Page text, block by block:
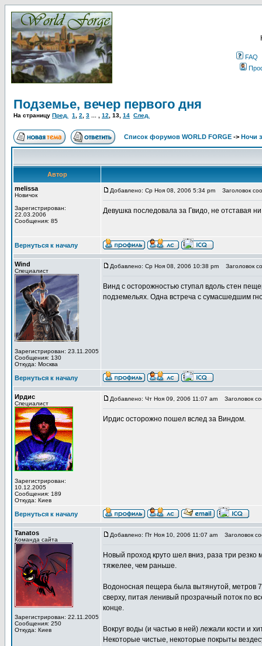
FAQ
Подземье, вечер первого дня
На страницу Пред. 1 2 3 12 13 14 След.
Список форумов WORLD FORGE -> Ночи
Автор
melissa
Новичок
Зарегистрирован:
22.03.2006
Сообщения: 85
Добавлено: Ср Ноя 08, 2006 5:34 pm Заголовок
Девушка последовала за Гвидо, не отставая
Вернуться к началу
Wind
Специалист
Зарегистрирован: 23.11.2005
Сообщения: 130
Откуда: Москва
Добавлено: Ср Ноя 08, 2006 10:38 pm Заголовок
Винд с осторожностью ступал вдоль стен
подземельях. Одна встреча с сумасшедшим
Вернуться к началу
Ирдис
Специалист
Зарегистрирован:
10.12.2005
Сообщения: 189
Откуда: Киев
Добавлено: Чт Ноя 09, 2006 11:07 am Заголовок
Ирдис осторожно пошел вслед за Виндом.
Вернуться к началу
Tanatos
Команда сайта
Зарегистрирован: 22.11.2005
Сообщения: 250
Откуда: Киев
Добавлено: Пт Ноя 10, 2006 11:07 am Заголовок
Новый проход круто шел вниз, раза три резко
тяжелее, чем раньше.
Водоносная пещера была вытянутой, метров
сверху, питая ленивый прозрачный поток по
конце.
Вокруг воды (и частью в ней) лежали кости и
Некоторые чистые, некоторые покрыты